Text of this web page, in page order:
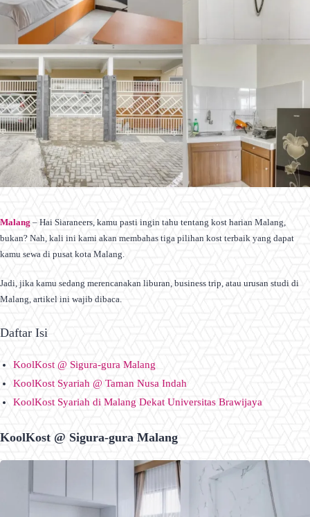
Malang – Hai Siaraneers, kamu pasti ingin tahu tentang kost harian Malang,
bukan? Nah, kali ini kami akan membahas tiga pilihan kost terbaik yang dapat
kamu sewa di pusat kota Malang.
Jadi, jika kamu sedang merencanakan liburan, business trip, atau urusan studi di
Malang, artikel ini wajib dibaca.
Daftar Isi
KoolKost @ Sigura-gura Malang
KoolKost Syariah @ Taman Nusa Indah
KoolKost Syariah di Malang Dekat Universitas Brawijaya
KoolKost @ Sigura-gura Malang